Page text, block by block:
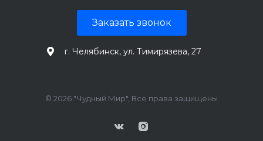
Заказать звонок
г. Челябинск, ул. Тимирязева, 27
© 2026 "Чудный Мир", Все права защищены